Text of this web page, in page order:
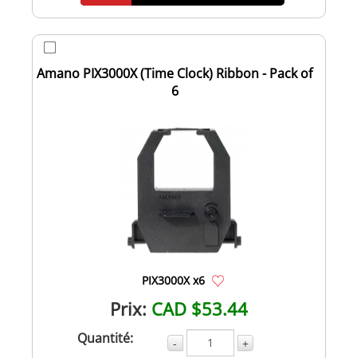
Amano PIX3000X (Time Clock) Ribbon - Pack of
6
PIX3000X x6
Prix: CAD $53.44
Quantité: - +